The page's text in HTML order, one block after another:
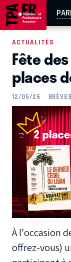
AIX-MARSEILLE
EN TOURNÉE
ACTUALITÉS
Fête
places
12/05/26 BRÈVES
À l’occasion
offrez-vous)